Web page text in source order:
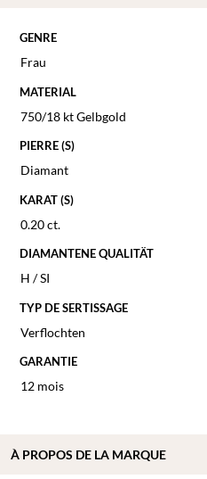
GENRE
Frau
MATERIAL
750/18 kt Gelbgold
PIERRE (S)
Diamant
KARAT (S)
0.20 ct.
DIAMANTENE QUALITÄT
H / SI
TYP DE SERTISSAGE
Verflochten
GARANTIE
12 mois
À PROPOS DE LA MARQUE